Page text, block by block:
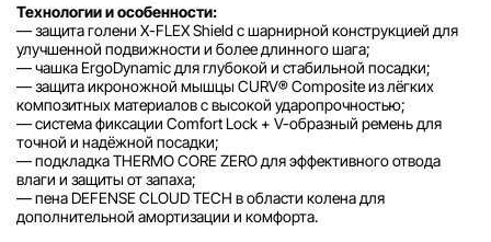
Технологии и особенности:
— защита голени X-FLEX Shield с шарнирной конструкцией для
улучшенной подвижности и более длинного шага;
— чашка ErgoDynamic для глубокой и стабильной посадки;
— защита икроножной мышцы CURV® Composite из лёгких
композитных материалов с высокой ударопрочностью;
— система фиксации Comfort Lock + V-образный ремень для
точной и надёжной посадки;
— подкладка THERMO CORE ZERO для эффективного отвода
влаги и защиты от запаха;
— пена DEFENSE CLOUD TECH в области колена для
дополнительной амортизации и комфорта.